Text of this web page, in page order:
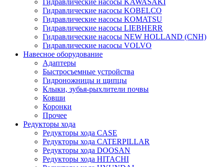
Гидравлические насосы KAWASAKI
Гидравлические насосы KOBELCO
Гидравлические насосы KOMATSU
Гидравлические насосы LIEBHERR
Гидравлические насосы NEW HOLLAND (CNH)
Гидравлические насосы VOLVO
Навесное оборудование
Адаптеры
Быстросъемные устройства
Гидроножницы и щипцы
Клыки, зубья-рыхлители почвы
Ковши
Коронки
Прочее
Редукторы хода
Редукторы хода CASE
Редукторы хода CATERPILLAR
Редукторы хода DOOSAN
Редукторы хода HITACHI